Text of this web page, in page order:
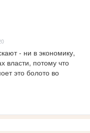
- ни в экономику,
власти, потому что
это болото во